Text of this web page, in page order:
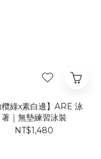
欖綠x素白邊】ARE 泳
著｜無墊練習泳裝
NT$1,480